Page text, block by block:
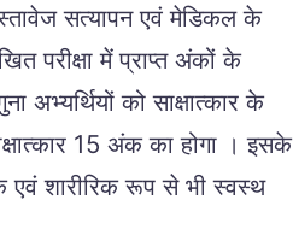
सत्यापन एवं मेडिकल के
परीक्षा में प्राप्त अंकों के
अभ्यर्थियों को साक्षात्कार के
15 अंक का होगा । इसके
एवं शारीरिक रूप से भी स्वस्थ